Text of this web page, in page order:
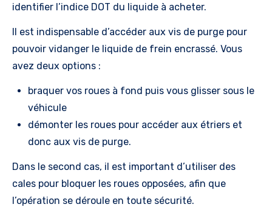
identifier l’indice DOT du liquide à acheter.
Il est indispensable d’accéder aux vis de purge pour
pouvoir vidanger le liquide de frein encrassé. Vous
avez deux options :
braquer vos roues à fond puis vous glisser sous le
véhicule
démonter les roues pour accéder aux étriers et
donc aux vis de purge.
Dans le second cas, il est important d’utiliser des
cales pour bloquer les roues opposées, afin que
l’opération se déroule en toute sécurité.